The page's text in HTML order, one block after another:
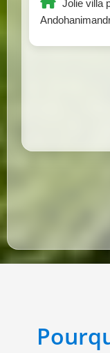
Jolie villa